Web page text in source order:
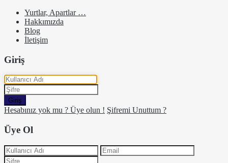
Yurtlar, Apartlar …
Hakkımızda
Blog
İletişim
Giriş
Giriş
Hesabınız yok mu ? Üye olun ! Şifremi Unuttum ?
Üye Ol